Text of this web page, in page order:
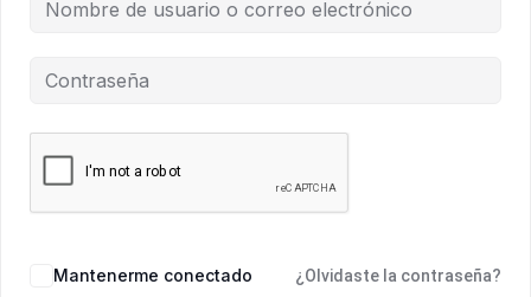
Mantenerme conectado ¿Olvidaste la contraseña?